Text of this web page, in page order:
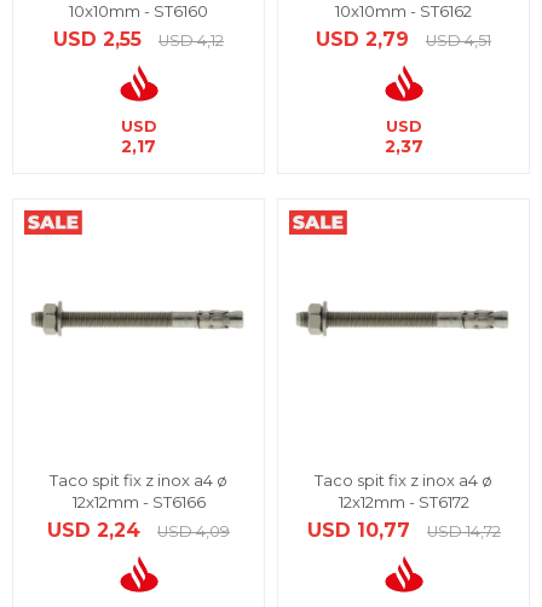
10x10mm - ST6160
USD 2,55 USD 4,12
USD
2,17
10x10mm - ST6162
USD 2,79 USD 4,51
USD
2,37
Taco spit fix z inox a4 ø
12x12mm - ST6166
USD 2,24 USD 4,09
Taco spit fix z inox a4 ø
12x12mm - ST6172
USD 10,77 USD 14,72